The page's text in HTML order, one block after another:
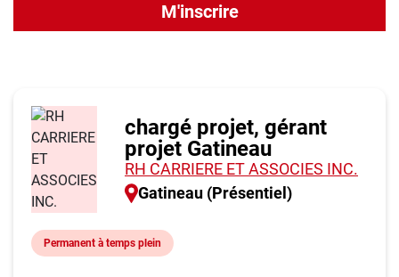
M'inscrire
chargé projet, gérant
projet Gatineau
RH CARRIERE ET ASSOCIES INC.
Gatineau (Présentiel)
Permanent à temps plein